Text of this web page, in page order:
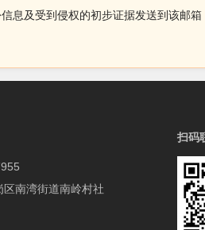
息及受到侵权的初步证据发送到该邮
南湾街道南岭村社
扫码